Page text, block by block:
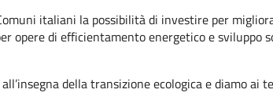
italiani la possibilità di investire per
opere di efficientamento energetico e
della transizione ecologica e diamo ai